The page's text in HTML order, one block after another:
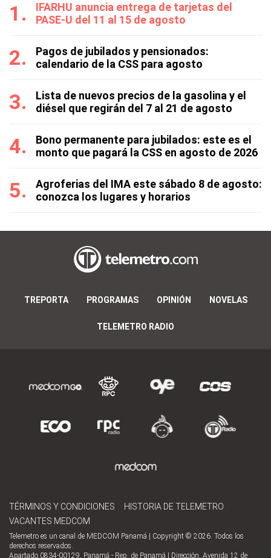
IFARHU anuncia entrega de tarjetas del
PASE-U del 11 al 15 de agosto
Pagos de jubilados y pensionados:
calendario de la CSS para agosto
Lista de nuevos precios de la gasolina y el
diésel que regirán del 7 al 21 de agosto
Bono permanente para jubilados: este es el
monto que pagará la CSS en agosto de 2026
Agroferias del IMA este sábado 8 de agosto:
conozca los lugares y horarios
TREPORTA PROGRAMAS OPINIÓN NOVELAS
TELEMETRO RADIO
TÉRMINOS Y CONDICIONES
HISTORIA DE TELEMETRO
VACANTES MEDCOM
Telemetro es un canal de MEDCOM Panamá | Copyright © 2026. Todos los
derechos reservados.
Apartado 0834-00129, Panamá - Rep. de Panamá | Dirección, Avenida 12 de